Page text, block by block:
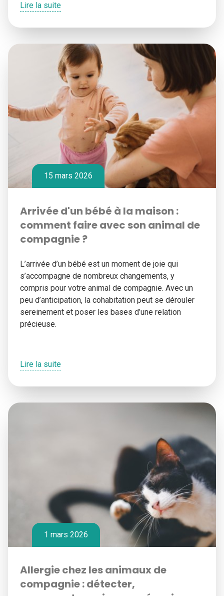
Lire la suite
15 mars 2026
Arrivée d'un bébé à la maison :
comment faire avec son animal de
compagnie ?
L’arrivée d’un bébé est un moment de joie qui
s’accompagne de nombreux changements, y
compris pour votre animal de compagnie. Avec un
peu d’anticipation, la cohabitation peut se dérouler
sereinement et poser les bases d’une relation
précieuse.
Lire la suite
1 mars 2026
Allergie chez les animaux de
compagnie : détecter,